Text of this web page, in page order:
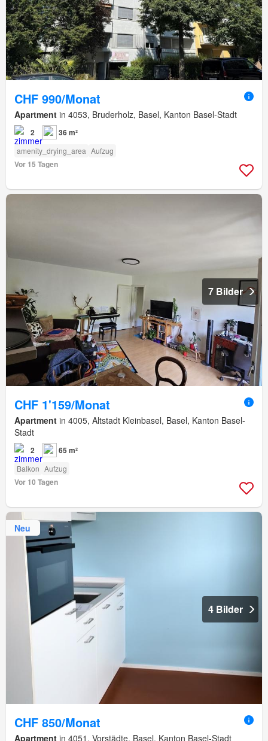
CHF 990/Monat
Apartment in 4053, Bruderholz, Basel, Kanton Basel-Stadt
2 36 m²
amenity_drying_area Aufzug
Vor 15 Tagen
7 Bilder
CHF 1'159/Monat
Apartment in 4005, Altstadt Kleinbasel, Basel, Kanton Basel-
Stadt
2 65 m²
Balkon Aufzug
Vor 10 Tagen
Neu
4 Bilder
CHF 850/Monat
Apartment in 4051, Vorstädte, Basel, Kanton Basel-Stadt